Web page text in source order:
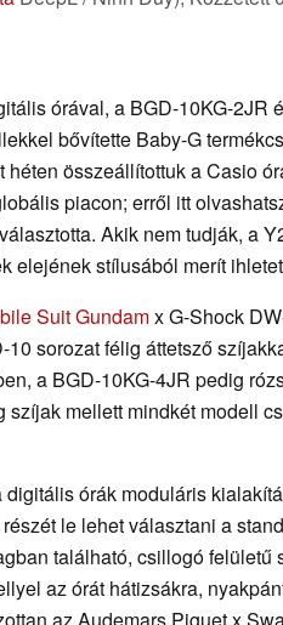
órával, a BGD-10KG-2JR
bővítette Baby-G
héten összeállítottuk a Casio
piacon; erről itt
Akik nem tudják, a
elejének stílusából merít
Suit Gundamx G-Shock
10 sorozat félig áttetsző
a BGD-10KG-4JR pedig
szíjak mellett mindkét modell
digitális órák moduláris
le lehet választani a
található, csillogó felületű
az órát hátizsákra,